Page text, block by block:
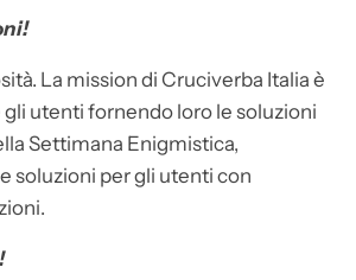
La mission di Cruciverba Italia è
utenti fornendo loro le soluzioni
Settimana Enigmistica,
soluzioni per gli utenti con